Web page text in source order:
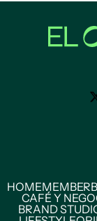
HOMEMEMBER
CAFÉ Y
BRAND